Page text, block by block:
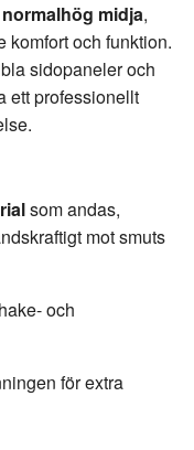
midja,
komfort och funktion.
sidopaneler och
ett professionellt
som andas,
mot smuts
och
för extra